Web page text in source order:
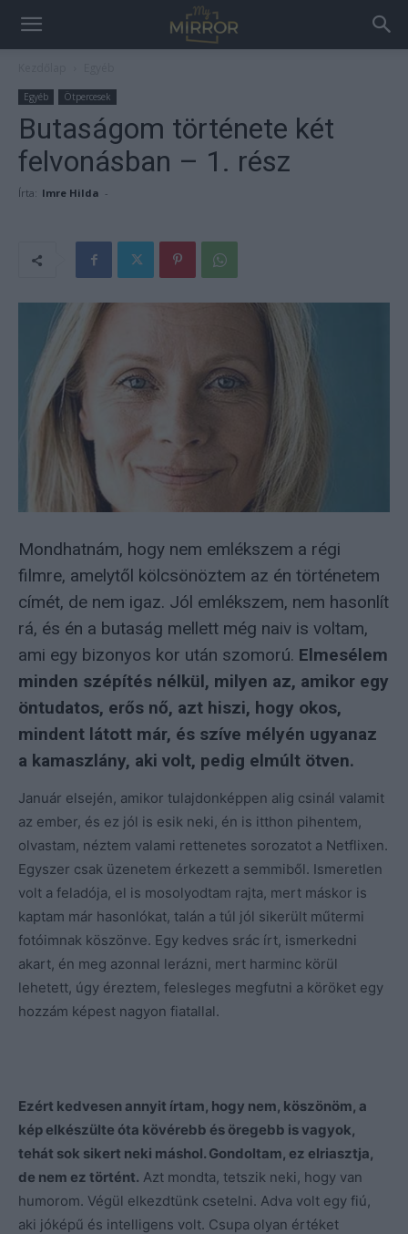
Egyéb Ötpercesek
Butaságom története két
felvonásban – 1. rész
Írta: Imre Hilda -
Mondhatnám, hogy nem emlékszem a régi
filmre, amelytől kölcsönöztem az én történetem
címét, de nem igaz. Jól emlékszem, nem hasonlít
rá, és én a butaság mellett még naiv is voltam,
ami egy bizonyos kor után szomorú. Elmesélem
minden szépítés nélkül, milyen az, amikor egy
öntudatos, erős nő, azt hiszi, hogy okos,
mindent látott már, és szíve mélyén ugyanaz
a kamaszlány, aki volt, pedig elmúlt ötven.
Január elsején, amikor tulajdonképpen alig csinál valamit
az ember, és ez jól is esik neki, én is itthon pihentem,
olvastam, néztem valami rettenetes sorozatot a Netflixen.
Egyszer csak üzenetem érkezett a semmiből. Ismeretlen
volt a feladója, el is mosolyodtam rajta, mert máskor is
kaptam már hasonlókat, talán a túl jól sikerült műtermi
fotóimnak köszönve. Egy kedves srác írt, ismerkedni
akart, én meg azonnal lerázni, mert harminc körül
lehetett, úgy éreztem, felesleges megfutni a köröket egy
hozzám képest nagyon fiatallal.
Ezért kedvesen annyit írtam, hogy nem, köszönöm, a
kép elkészülte óta kövérebb és öregebb is vagyok,
tehát sok sikert neki máshol. Gondoltam, ez elriasztja,
de nem ez történt. Azt mondta, tetszik neki, hogy van
humorom. Végül elkezdtünk csetelni. Adva volt egy fiú,
aki jóképű és intelligens volt. Csupa olyan értéket